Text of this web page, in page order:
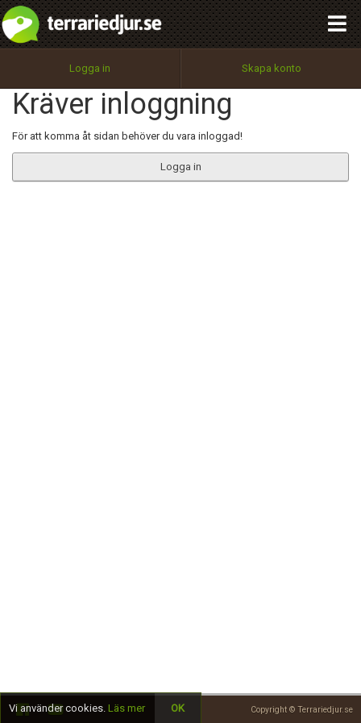
Logga in Skapa konto
Kräver inloggning
För att komma åt sidan behöver du vara inloggad!
Logga in
Copyright © Terrariedjur.se
Utför
100%
OK
integritetspolicy
Namn:
Epost:
Begär nytt lösenord
Tillbaka till förstasidan
Vi använder cookies. Läs mer OK